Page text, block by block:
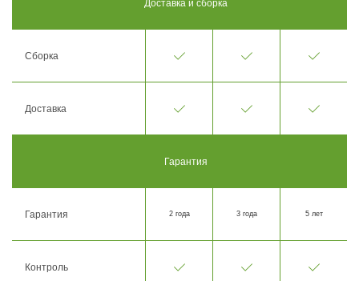
Доставка и сборка
Сборка
Доставка
Гарантия
Гарантия 2 года 3 года 5 лет
Контроль